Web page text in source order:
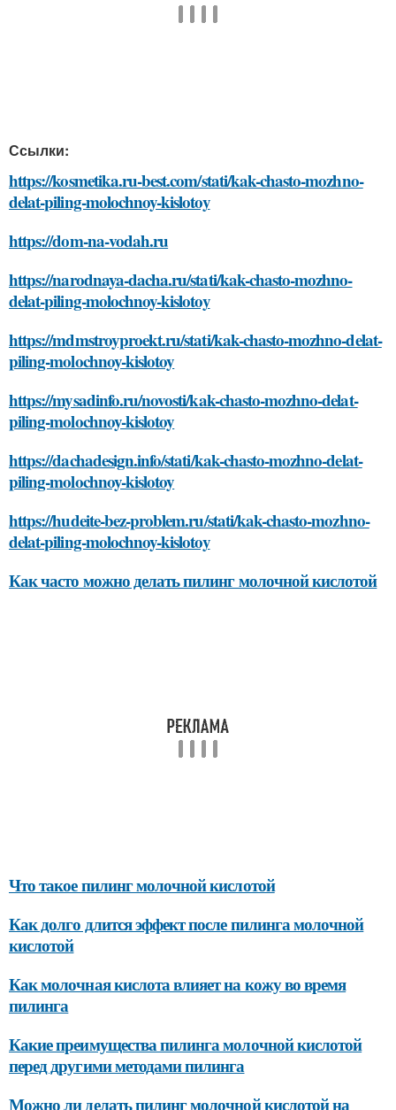
Ссылки:
https://kosmetika.ru-best.com/stati/kak-chasto-mozhno-
delat-piling-molochnoy-kislotoy
https://dom-na-vodah.ru
https://narodnaya-dacha.ru/stati/kak-chasto-mozhno-
delat-piling-molochnoy-kislotoy
https://mdmstroyproekt.ru/stati/kak-chasto-mozhno-delat-
piling-molochnoy-kislotoy
https://mysadinfo.ru/novosti/kak-chasto-mozhno-delat-
piling-molochnoy-kislotoy
https://dachadesign.info/stati/kak-chasto-mozhno-delat-
piling-molochnoy-kislotoy
https://hudeite-bez-problem.ru/stati/kak-chasto-mozhno-
delat-piling-molochnoy-kislotoy
Как часто можно делать пилинг молочной кислотой
Что такое пилинг молочной кислотой
Как долго длится эффект после пилинга молочной
кислотой
Как молочная кислота влияет на кожу во время
пилинга
Какие преимущества пилинга молочной кислотой
перед другими методами пилинга
Можно ли делать пилинг молочной кислотой на